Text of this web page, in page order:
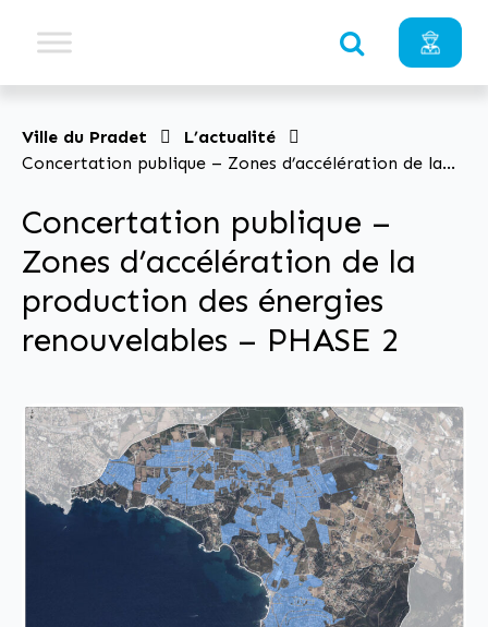
Ville du Pradet
L’actualité
Concertation publique – Zones d’accélération de la
Concertation publique –
Zones d’accélération de la
production des énergies
renouvelables – PHASE 2